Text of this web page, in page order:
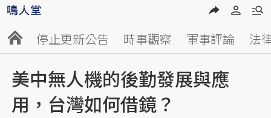
停止更新公告 時事觀察 軍事評論 法
美中無人機的後勤發展與應
用，台灣如何借鏡？